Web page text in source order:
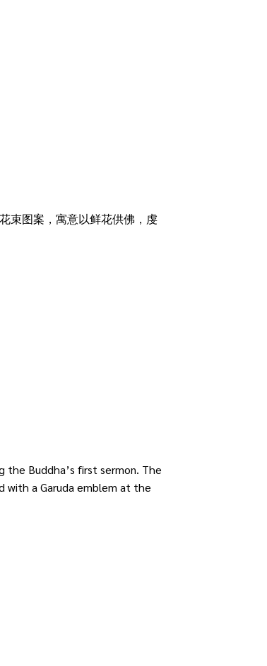
束图案，寓意以鲜花供佛，虔
the Buddha’s first sermon. The
with a Garuda emblem at the